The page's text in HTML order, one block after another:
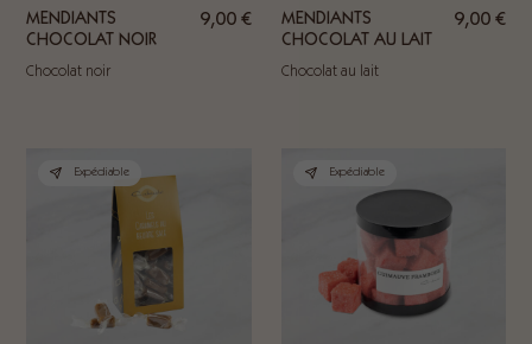
MENDIANTS
CHOCOLAT NOIR
9,00 €
Chocolat noir
MENDIANTS
CHOCOLAT AU LAIT
9,00 €
Chocolat au lait
Expédiable Expédiable